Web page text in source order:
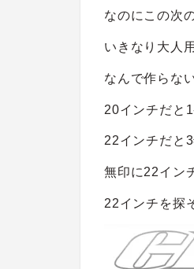
なのにこの次
いきなり大人
なんで作らな
20インチだと
22インチだと
無印に22イン
22インチを探